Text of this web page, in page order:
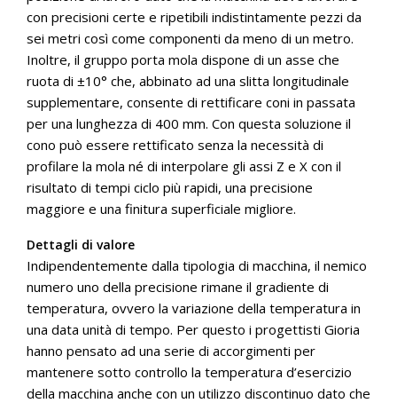
con precisioni certe e ripetibili indistintamente pezzi da
sei metri così come componenti da meno di un metro.
Inoltre, il gruppo porta mola dispone di un asse che
ruota di ±10° che, abbinato ad una slitta longitudinale
supplementare, consente di rettificare coni in passata
per una lunghezza di 400 mm. Con questa soluzione il
cono può essere rettificato senza la necessità di
profilare la mola né di interpolare gli assi Z e X con il
risultato di tempi ciclo più rapidi, una precisione
maggiore e una finitura superficiale migliore.
Dettagli di valore
Indipendentemente dalla tipologia di macchina, il nemico
numero uno della precisione rimane il gradiente di
temperatura, ovvero la variazione della temperatura in
una data unità di tempo. Per questo i progettisti Gioria
hanno pensato ad una serie di accorgimenti per
mantenere sotto controllo la temperatura d’esercizio
della macchina anche con un utilizzo discontinuo dato che